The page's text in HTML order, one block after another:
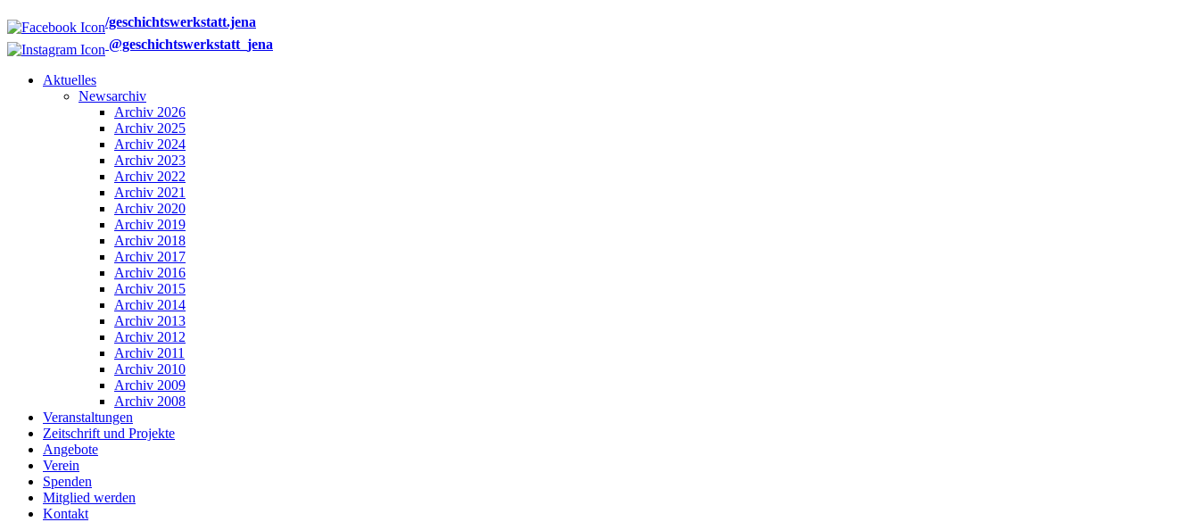
/geschichtswerkstatt.jena
@geschichtswerkstatt_jena
Aktuelles
Newsarchiv
Archiv 2026
Archiv 2025
Archiv 2024
Archiv 2023
Archiv 2022
Archiv 2021
Archiv 2020
Archiv 2019
Archiv 2018
Archiv 2017
Archiv 2016
Archiv 2015
Archiv 2014
Archiv 2013
Archiv 2012
Archiv 2011
Archiv 2010
Archiv 2009
Archiv 2008
Veranstaltungen
Zeitschrift und Projekte
Angebote
Verein
Spenden
Mitglied werden
Kontakt